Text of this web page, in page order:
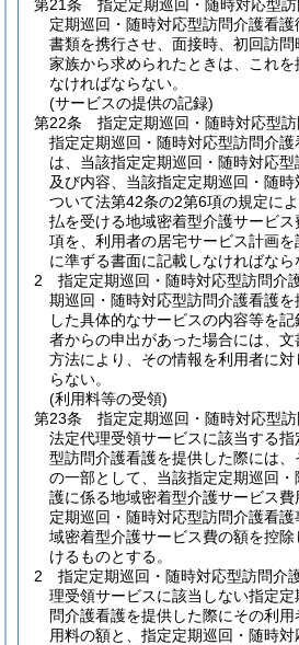
第21条
指定定期巡回・随時対応型訪
定期巡回・随時対応型訪問介護看
書類を携行させ、面接時、初回訪
家族から求められたときは、これ
なければならない。
(サービスの提供の記録)
第22条
指定定期巡回・随時対応型訪
指定定期巡回・随時対応型訪問介
は、当該指定定期巡回・随時対応
及び内容、当該指定定期巡回・随
ついて法第42条の2第6項の規定に
払を受ける地域密着型介護サービ
項を、利用者の居宅サービス計画
に準ずる書面に記載しなければなら
2
指定定期巡回・随時対応型訪問介
期巡回・随時対応型訪問介護看護
した具体的なサービスの内容等を
者からの申出があった場合には、
方法により、その情報を利用者に
らない。
(利用料等の受領)
第23条
指定定期巡回・随時対応型訪
法定代理受領サービスに該当する
型訪問介護看護を提供した際には
の一部として、当該指定定期巡回
護に係る地域密着型介護サービス
定期巡回・随時対応型訪問介護看
域密着型介護サービス費の額を控
けるものとする。
2
指定定期巡回・随時対応型訪問介
理受領サービスに該当しない指定
問介護看護を提供した際にその利用
用料の額と、指定定期巡回・随時